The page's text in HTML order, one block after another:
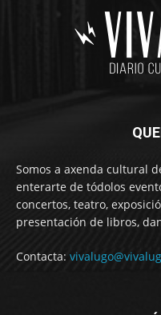
Somos a axenda cultural
enterarte de tódolos
concertos, teatro,
presentación de libros,
Contacta: